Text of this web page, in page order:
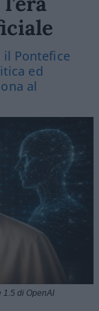
il Pontefice
ed
al
1.5 di OpenAI